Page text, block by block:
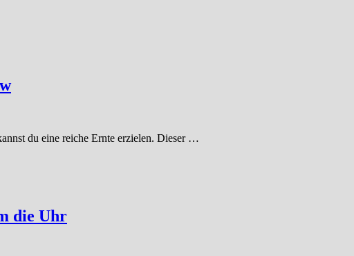
du eine reiche Ernte erzielen. Dieser …
die Uhr